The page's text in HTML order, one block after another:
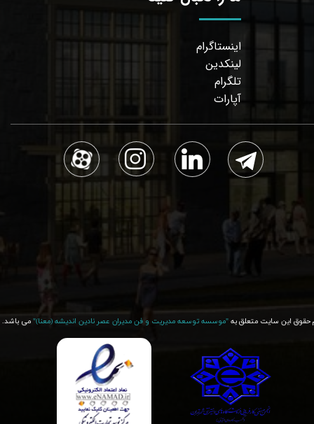
اینستاگرام
لینکدین
تلگرام
آپارات
حقوق این سایت متعلق به "موسسه توسعه مدیریت و فن مدیران عصر نادین اندیشه (معنا)"​​​​​​​ می باشد.